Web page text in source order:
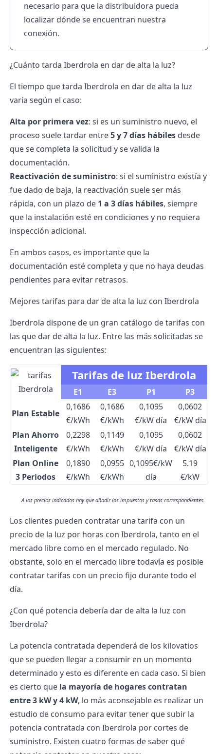
necesario para que la distribuidora pueda
localizar dónde se encuentran nuestra
conexión.
¿Cuánto tarda Iberdrola en dar de alta la luz?
El tiempo que tarda Iberdrola en dar de alta la luz
varía según el caso:
Alta por primera vez: si es un suministro nuevo, el
proceso suele tardar entre5 y 7 días hábiles desde
que se completa la solicitud y se valida la
documentación.
Reactivación de suministro: si el suministro existía y
fue dado de baja, la reactivación suele ser más
rápida, con un plazo de 1 a 3 días hábiles, siempre
que la instalación esté en condiciones y no requiera
inspección adicional.
En ambos casos, es importante que la
documentación esté completa y que no haya deudas
pendientes para evitar retrasos.
Mejores tarifas para dar de alta la luz con Iberdrola
Iberdrola dispone de un gran catálogo de tarifas con
las que dar de alta la luz. Entre las más solicitadas se
encuentran las siguientes:
Tarifas de luz Iberdrola
E1 E3 P1
P3
Plan Estable
0,1686
€/kWh
0,1686
€/kWh
0,1095
€/kW día
0,0602
€/kW día
Plan Ahorro
Inteligente
0,2298
€/kWh
0,1149
€/kWh
0,1095
€/kW día
0,0602
€/kW día
Plan Online
3 Periodos
0,1890
€/kWh
0,0955
€/kWh
0,1095€/kW
día
5.19
€/kW
A los precios indicados hay que añadir los impuestos y tasas correspondientes.
Los clientes pueden contratar una tarifa con un
precio de la luz por horas con Iberdrola, tanto en el
mercado libre como en el mercado regulado. No
obstante, solo en el mercado libre todavía es posible
contratar tarifas con un precio fijo durante todo el
día.
¿Con qué potencia debería dar de alta la luz con
Iberdrola?
La potencia contratada dependerá de los kilovatios
que se pueden llegar a consumir en un momento
determinado y esto es diferente en cada caso. Si bien
es cierto que la mayoría de hogares contratan
entre 3 kW y 4 kW, lo más aconsejable es realizar un
estudio de consumo para evitar tener quesubir la
potencia contratada con Iberdrola por cortes de
suministro. Existen cuatro formas de saber qué